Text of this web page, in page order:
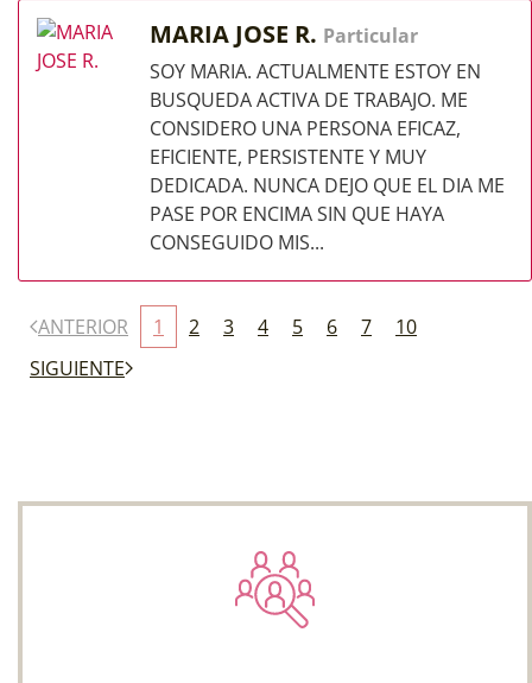
MARIA JOSE R. Particular
SOY MARIA. ACTUALMENTE ESTOY EN
BUSQUEDA ACTIVA DE TRABAJO. ME
CONSIDERO UNA PERSONA EFICAZ,
EFICIENTE, PERSISTENTE Y MUY
DEDICADA. NUNCA DEJO QUE EL DIA ME
PASE POR ENCIMA SIN QUE HAYA
CONSEGUIDO MIS...
ANTERIOR 1 2 3 4 5 6 7
10
SIGUIENTE